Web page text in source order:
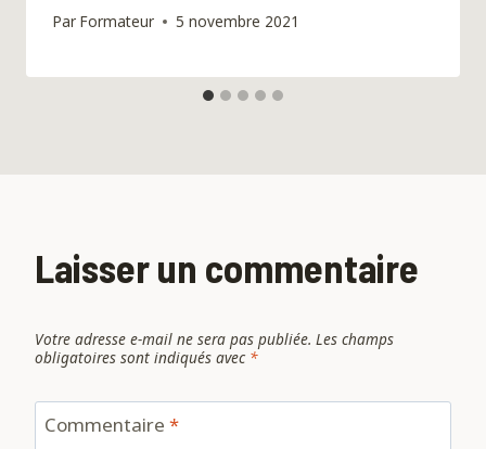
Par Formateur 5 novembre 2021
Laisser un commentaire
Votre adresse e-mail ne sera pas publiée. Les champs
obligatoires sont indiqués avec *
Commentaire *